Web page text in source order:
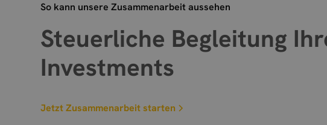
So kann unsere Zusammenarbeit aussehen
Steuerliche Begleitung
Investments
Jetzt Zusammenarbeit starten